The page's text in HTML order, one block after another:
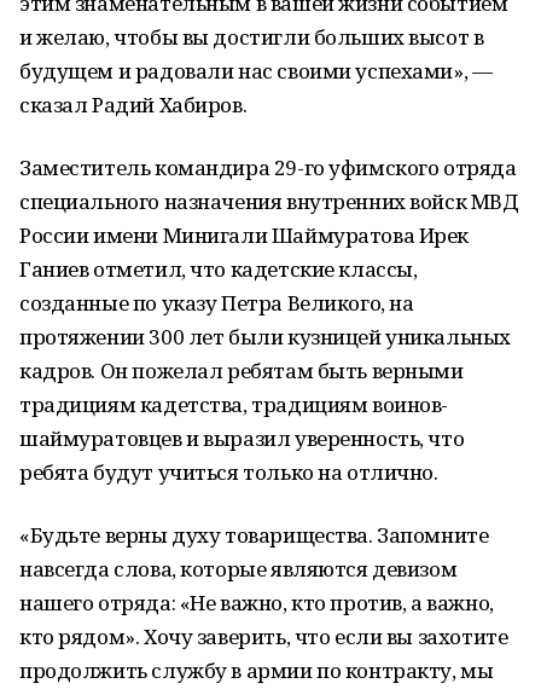
и желаю, чтобы вы достигли больших высот в
будущем и радовали нас своими успехами», —
сказал Радий Хабиров.
Заместитель командира 29-го уфимского отряда
специального назначения внутренних войск МВД
России имени Минигали Шаймуратова Ирек
Ганиев отметил, что кадетские классы,
созданные по указу Петра Великого, на
протяжении 300 лет были кузницей уникальных
кадров. Он пожелал ребятам быть верными
традициям кадетства, традициям воинов-
шаймуратовцев и выразил уверенность, что
ребята будут учиться только на отлично.
«Будьте верны духу товарищества. Запомните
навсегда слова, которые являются девизом
нашего отряда: «Не важно, кто против, а важно,
кто рядом». Хочу заверить, что если вы захотите
продолжить службу в армии по контракту, мы